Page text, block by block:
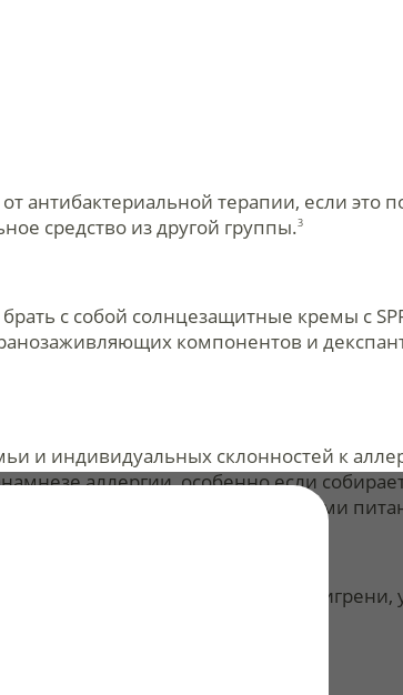
антибактериальной терапии, если это
средство из другой группы.3
с собой солнцезащитные кремы с
компонентов и
и индивидуальных склонностей к
аллергии, особенно если
или непривычными продуктами
и купирования боли
ртутным.